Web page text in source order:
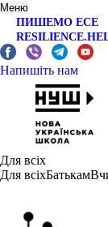
Меню
ПИШЕМО ЕСЕ
Напишіть нам
Для всіх
Для всіхБатькам